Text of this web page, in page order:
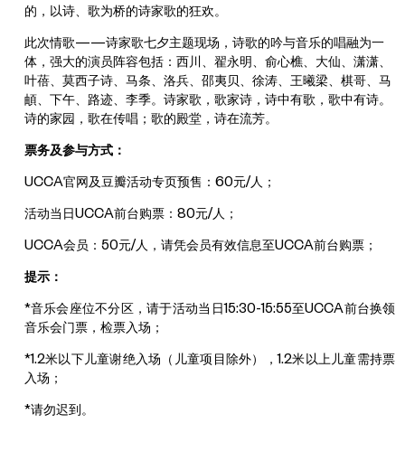
的，以诗、歌为桥的诗家歌的狂欢。
此次情歌——诗家歌七夕主题现场，诗歌的吟与音乐的唱融为一
体，强大的演员阵容包括：西川、翟永明、俞心樵、大仙、潇潇、
叶蓓、莫西子诗、马条、洛兵、邵夷贝、徐涛、王曦梁、棋哥、马
頔、下午、路迹、李季。诗家歌，歌家诗，诗中有歌，歌中有诗。
诗的家园，歌在传唱；歌的殿堂，诗在流芳。
票务及参与方式：
UCCA官网及豆瓣活动专页预售：60元/人；
活动当日UCCA前台购票：80元/人；
UCCA会员：50元/人，请凭会员有效信息至UCCA前台购票；
提示：
*音乐会座位不分区，请于活动当日15:30-15:55至UCCA前台换领
音乐会门票，检票入场；
*1.2米以下儿童谢绝入场（儿童项目除外），1.2米以上儿童需持票
入场；
*请勿迟到。